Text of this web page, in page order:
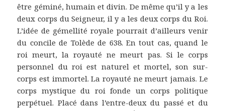
être géminé, humain et divin. De même qu’il y a les
deux corps du Seigneur, il y a les deux corps du Roi.
L’idée de gémellité royale pourrait d’ailleurs venir
du concile de Tolède de 638. En tout cas, quand le
roi meurt, la royauté ne meurt pas. Si le corps
personnel du roi est naturel et mortel, son sur-
corps est immortel. La royauté ne meurt jamais. Le
corps mystique du roi fonde un corps politique
perpétuel. Placé dans l’entre-deux du passé et du